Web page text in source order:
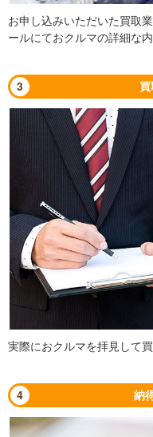
お申し込みいただいた買取
ールにておクルマの詳細な
3
実際におクルマを拝見して
4 納